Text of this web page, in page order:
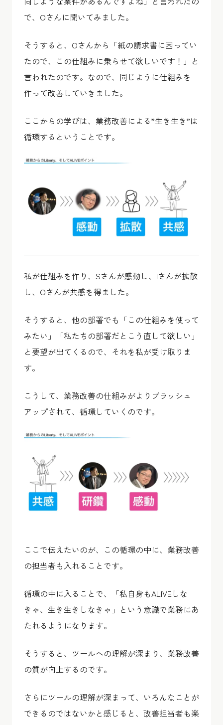
で、Oさんに聞いてみました。
そうすると、Oさんから「紙の請求書に困ってい
たので、この仕組みに乗らせて欲しいです！」と
言われたのです。なので、同じように仕組みを
作って改善していきました。
ここからの学びは、業務改善による”生き生き”は
循環するということです。
私が仕組みを作り、Sさんが感動し、Iさんが拡散
し、Oさんが共感を得ました。
そうすると、他の部署でも「この仕組みを使って
みたい」「私たちの部署だとこう直して欲しい」
と要望が出てくるので、それを私が受け取りま
す。
こうして、業務改善の仕組みがよりブラッシュ
アップされて、循環していくのです。
ここで伝えたいのが、この循環の中に、業務改善
の担当者も入れることです。
循環の中に入ることで、「私自身もALIVEしな
きゃ、生き生きしなきゃ」という意識で業務にあ
たれるようになります。
そうすると、ツールへの理解が深まり、業務改善
の質が向上するのです。
さらにツールの理解が深まって、いろんなことが
できるのではないかと感じると、改善担当者も楽